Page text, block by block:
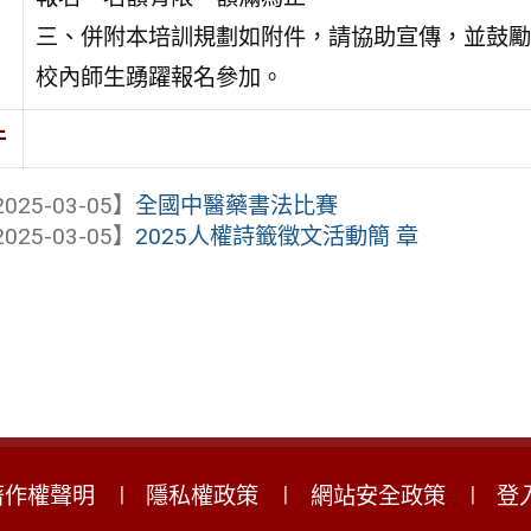
三、併附本培訓規劃如附件，請協助宣傳，並鼓
校內師生踴躍報名參加。
03-05】 全國中醫藥書法比賽
03-05】 2025人權詩籤徵文活動簡 章
權聲明 隱私權政策 網站安全政策
登